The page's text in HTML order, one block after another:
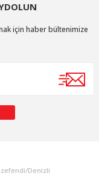
için haber bültenimize
Denizli